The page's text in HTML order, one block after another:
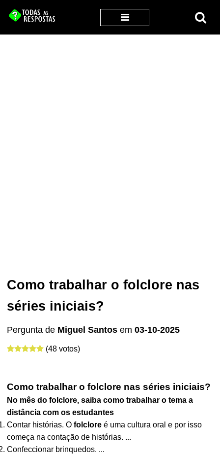
Como trabalhar o folclore nas
séries iniciais?
Pergunta de Miguel Santos em03-10-2025
(48 votos)
Como trabalhar o folclore nas séries iniciais?
No mês dofolclore, saibacomo trabalhar o tema a
distância com os estudantes
Contar histórias. Ofolclore é uma cultura oral e por isso
começa na contação de histórias. ...
Confeccionar brinquedos. ...